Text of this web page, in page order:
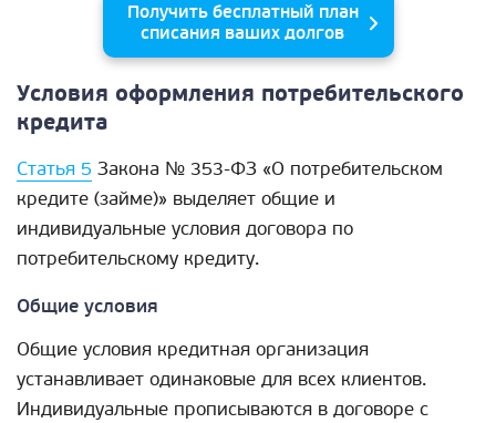
Получить бесплатный план
списания ваших долгов
Условия оформления потребительского
кредита
Статья 5 Закона № 353-ФЗ «О потребительском
кредите (займе)» выделяет общие и
индивидуальные условия договора по
потребительскому кредиту.
Общие условия
Общие условия кредитная организация
устанавливает одинаковые для всех клиентов.
Индивидуальные прописываются в договоре с